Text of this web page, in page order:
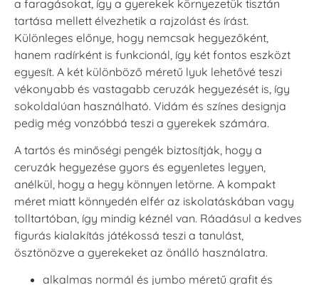
a faragásokat, így a gyerekek környezetük tisztán
tartása mellett élvezhetik a rajzolást és írást.
Különleges előnye, hogy nemcsak hegyezőként,
hanem radírként is funkcionál, így két fontos eszközt
egyesít. A két különböző méretű lyuk lehetővé teszi
vékonyabb és vastagabb ceruzák hegyezését is, így
sokoldalúan használható. Vidám és színes designja
pedig még vonzóbbá teszi a gyerekek számára.
A tartós és minőségi pengék biztosítják, hogy a
ceruzák hegyezése gyors és egyenletes legyen,
anélkül, hogy a hegy könnyen letörne. A kompakt
méret miatt könnyedén elfér az iskolatáskában vagy
tolltartóban, így mindig kéznél van. Ráadásul a kedves
figurás kialakítás játékossá teszi a tanulást,
ösztönözve a gyerekeket az önálló használatra.
alkalmas normál és jumbo méretű grafit és